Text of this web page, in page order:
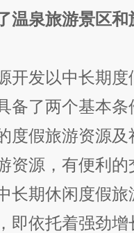
泉旅游景区和
发以中长期度
备了两个基本
度假旅游资源
资源，有便利
长期休闲度假
即依托着强劲